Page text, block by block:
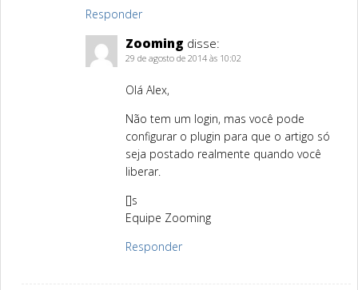
Responder
Zooming disse:
29 de agosto de 2014 às 10:02
Olá Alex,
Não tem um login, mas você pode
configurar o plugin para que o artigo só
seja postado realmente quando você
liberar.
[]s
Equipe Zooming
Responder